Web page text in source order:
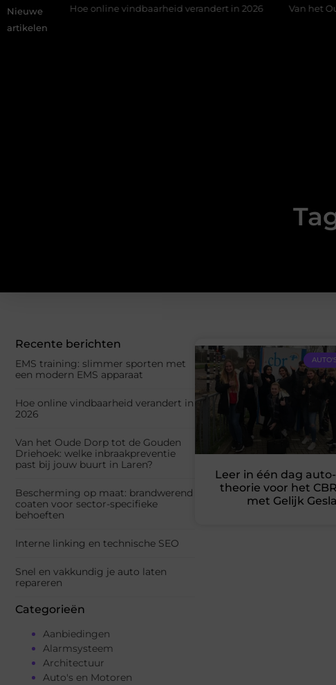
Nieuwe
artikelen
Hoe online vindbaarheid verandert in 2026 Van het Oude
Recente berichten
EMS training: slimmer sporten met
een modern EMS apparaat
Hoe online vindbaarheid verandert in
2026
Van het Oude Dorp tot de Gouden
Driehoek: welke inbraakpreventie
past bij jouw buurt in Laren?
Bescherming op maat: brandwerend
coaten voor sector-specifieke
behoeften
Interne linking en technische SEO
Snel en vakkundig je auto laten
repareren
Categorieën
Aanbiedingen
Alarmsysteem
Architectuur
Auto's en Motoren
Leer in één dag
theorie voor het
met Gelijk